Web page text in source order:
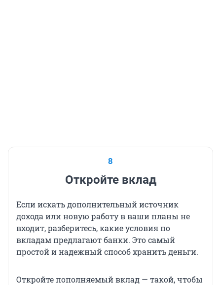
8
Откройте вклад
Если искать дополнительный источник
дохода или новую работу в ваши планы не
входит, разберитесь, какие условия по
вкладам предлагают банки. Это самый
простой и надежный способ хранить деньги.
Откройте пополняемый вклад — такой, чтобы